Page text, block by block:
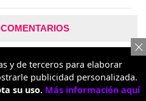
COMENTARIOS
UN ERROR
y de terceros para elaborar
publicidad personalizada.
su uso. Más información aquí